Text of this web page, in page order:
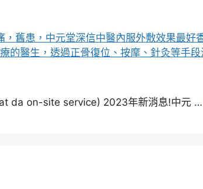
da on-site service) 2023年新消息!中元 …